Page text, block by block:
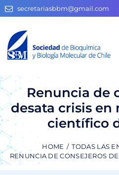
secretariasbbm@gmail.com
Renuncia de
desata crisis en
científico
HOME TODAS LAS
RENUNCIA DE CONSEJEROS